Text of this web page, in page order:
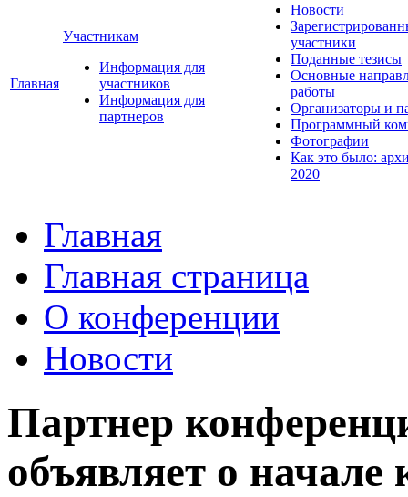
Главная
Участникам
Информация для
участников
Информация для
партнеров
Новости
участники
Поданные тезисы
Основные
работы
Организаторы и
Программный
Фотографии
Как это было:
2020
Главная
Главная страница
О конференции
Новости
Партнер
объявляет о начале